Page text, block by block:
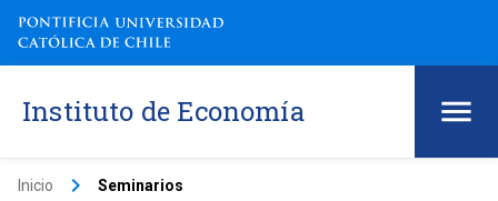
Instituto de Economía
Inicio keyboard_arrow_right Seminarios